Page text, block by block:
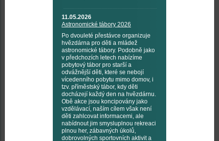
11.05.2026
Astronomické tábory 2026
Po dvouleté přestávce organizuje
hvězdárna pro děti a mládež
astronomické tábory. Podobně jako
v předchozích letech nabízíme
pobytový tábor pro starší a
odvážnější děti, které se nebojí
vícedenního pobytu mimo domov, i
tzv. příměstský tábor, kdy děti
docházejí každý den na hvězdárnu.
Obě akce jsou koncipovány jako
vzdělávací, naším cílem však není
děti zahlcovat informacemi, ale
nabídnout jim smysluplnou rekreaci
plnou her, zábavných úkolů,
dobrovolných sportovních aktivit a